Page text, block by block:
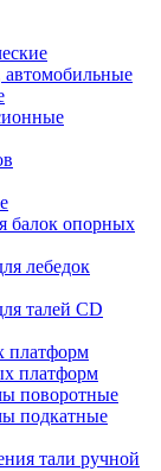
балок опорных
лебедок
талей CD
платформ
платформ
поворотные
подкатные
тали ручной